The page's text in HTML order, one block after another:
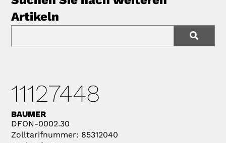
Artikeln
11127448
BAUMER
DFON-0002.30
Zolltarifnummer: 85312040